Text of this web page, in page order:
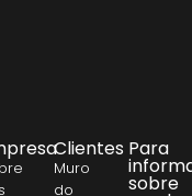
Clientes
Muro
Para
sobre